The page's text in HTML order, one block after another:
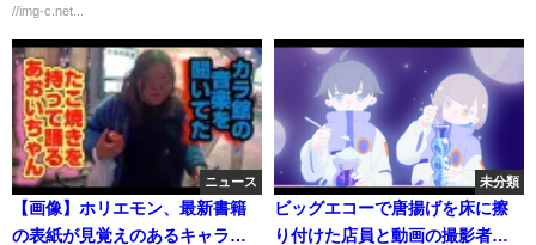
//img-c.net...
ニュース
【画像】ホリエモン、最新書籍
の表紙が見覚えのあるキャラク
未分類
ビッグエコーで唐揚げを床に擦
り付けた店員と動画の撮影者は